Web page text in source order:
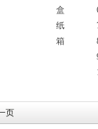
盒
纸
箱
页